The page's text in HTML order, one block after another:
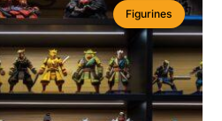
Figurines